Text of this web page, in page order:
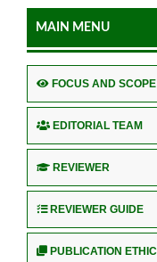
MAIN MENU
FOCUS AND SCOPE
EDITORIAL TEAM
REVIEWER
REVIEWER GUIDE
PUBLICATION